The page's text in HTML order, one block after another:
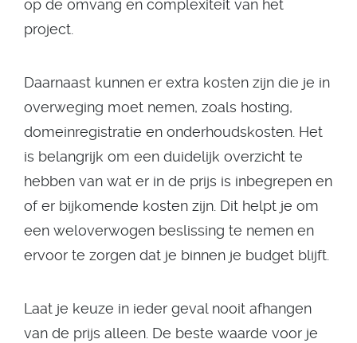
op de omvang en complexiteit van het
project.
Daarnaast kunnen er extra kosten zijn die je in
overweging moet nemen, zoals hosting,
domeinregistratie en onderhoudskosten. Het
is belangrijk om een duidelijk overzicht te
hebben van wat er in de prijs is inbegrepen en
of er bijkomende kosten zijn. Dit helpt je om
een weloverwogen beslissing te nemen en
ervoor te zorgen dat je binnen je budget blijft.
Laat je keuze in ieder geval nooit afhangen
van de prijs alleen. De beste waarde voor je